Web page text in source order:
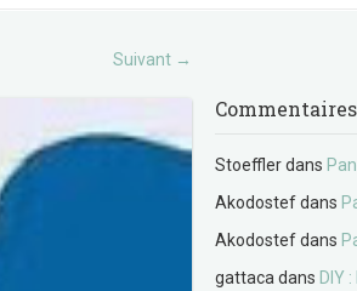
Suivant →
Commentaires
Stoefflerdans
Akodostefdans
Akodostefdans
gattaca dans DIY